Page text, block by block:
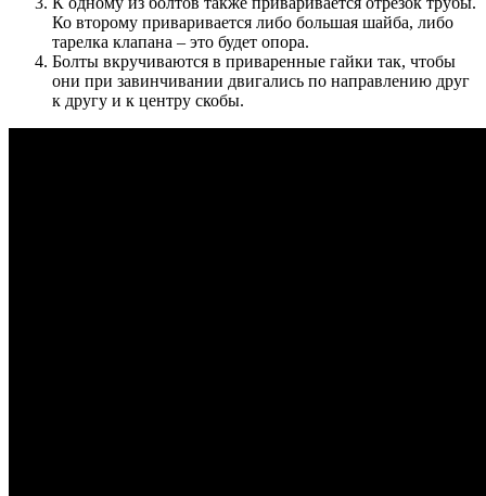
Ко второму приваривается либо большая шайба, либо
тарелка клапана – это будет опора.
Болты вкручиваются в приваренные гайки так, чтобы
они при завинчивании двигались по направлению друг
к другу и к центру скобы.